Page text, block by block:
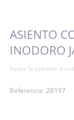
ASIENTO
INODORO
Soyez le premier à
Referencia 28197